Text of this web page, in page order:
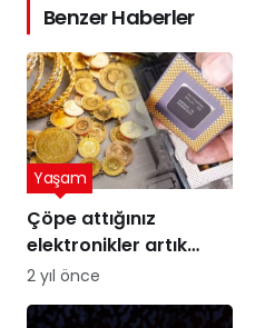
Benzer Haberler
Çöpe attığınız
elektronikler artık
altına dönüşebilir!
Üstelik peynir altı
Yaşam
2 yıl önce